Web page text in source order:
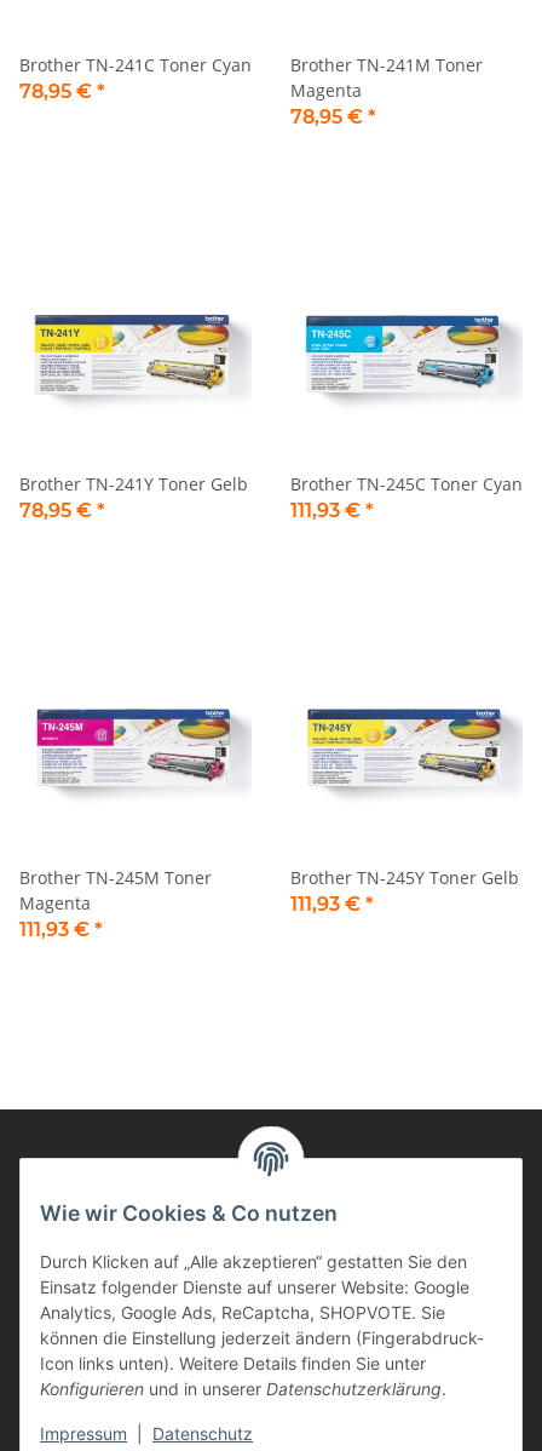
Brother TN-241C Toner Cyan
78,95 € *
Brother TN-241M Toner
Magenta
78,95 € *
Brother TN-241Y Toner Gelb
78,95 € *
Brother TN-245C Toner Cyan
111,93 € *
Brother TN-245M Toner
Magenta
111,93 € *
Brother TN-245Y Toner Gelb
111,93 € *
Informationen
Kunden Service
Haben Sie Fragen zu unseren Produkten?
Dann rufen Sie uns gerne an:
Tel: 0621/9767200
Mo.-Fr. 08:45-17:00 Uhr
Wie wir Cookies & Co nutzen
Durch Klicken auf „Alle akzeptieren“ gestatten Sie den
Einsatz folgender Dienste auf unserer Website: Google
Analytics, Google Ads, ReCaptcha, SHOPVOTE. Sie
können die Einstellung jederzeit ändern (Fingerabdruck-
Icon links unten). Weitere Details finden Sie unter
Konfigurieren und in unserer Datenschutzerklärung.
Impressum Datenschutz